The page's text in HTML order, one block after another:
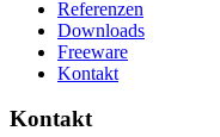
Referenzen
Downloads
Freeware
Kontakt
Kontakt